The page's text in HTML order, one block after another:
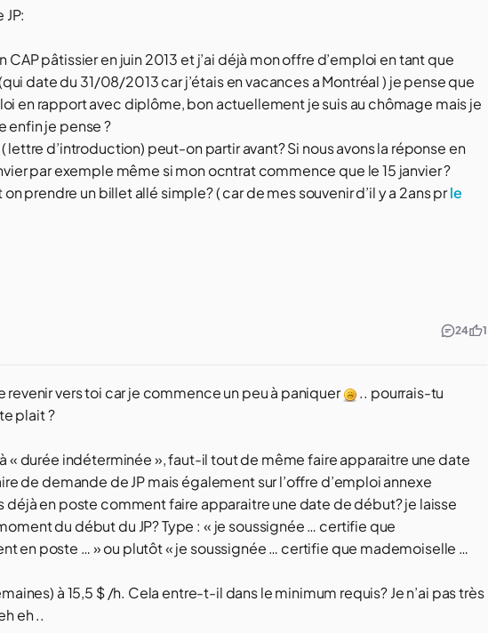
CAP pâtissier en juin 2013 et j’ai déjà mon offre d’emploi en tant que
date du 31/08/2013 car j’étais en vacances a Montréal ) je pense que
en rapport avec diplôme, bon actuellement je suis au chômage mais je
enfin je pense ?
lettre d’introduction) peut-on partir avant? Si nous avons la réponse en
par exemple même si mon ocntrat commence que le 15 janvier ?
prendre un billet allé simple? ( car de mes souvenir d’il y a 2ans prle
24 1
revenir vers toi car je commence un peu à paniquer
.. pourrais-tu
plait ?
« durée indéterminée », faut-il tout de même faire apparaitre une date
de demande de JP mais également sur l’offre d’emploi annexe
déjà en poste comment faire apparaitre une date de début? je laisse
du début du JP? Type : « je soussignée … certifie que
en poste … » ou plutôt « je soussignée … certifie que mademoiselle …
à 15,5 $ /h. Cela entre-t-il dans le minimum requis? Je n’ai pas très
eh ..